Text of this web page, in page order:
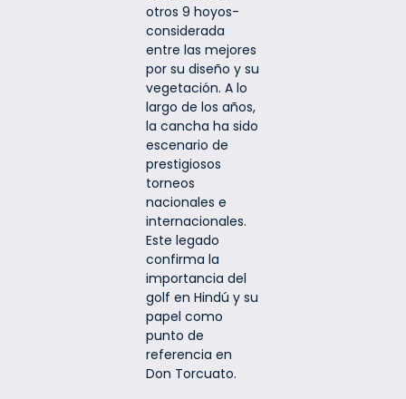
otros 9 hoyos-
considerada
entre las mejores
por su diseño y su
vegetación. A lo
largo de los años,
la cancha ha sido
escenario de
prestigiosos
torneos
nacionales e
internacionales.
Este legado
confirma la
importancia del
golf en Hindú y su
papel como
punto de
referencia en
Don Torcuato.